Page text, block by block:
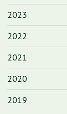
2023
2022
2021
2020
2019